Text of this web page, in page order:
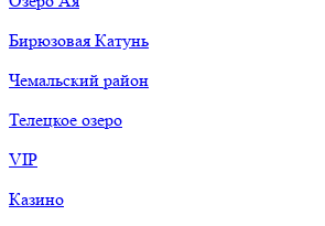
Бирюзовая Катунь
Чемальский район
Телецкое озеро
VIP
Казино